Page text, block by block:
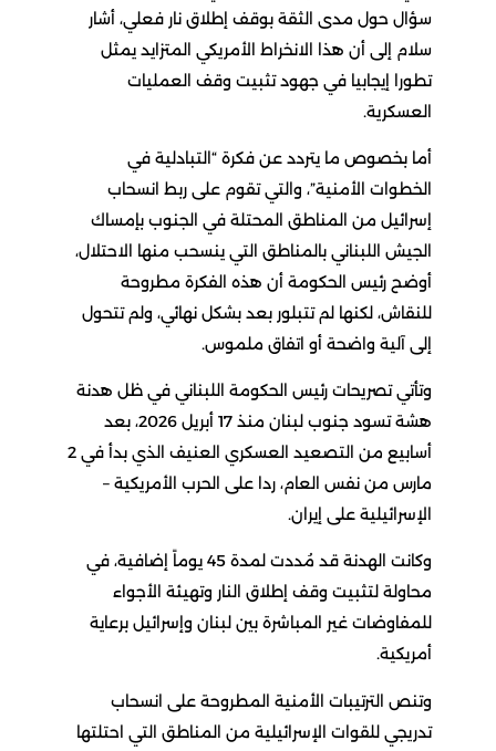
سؤال حول مدى الثقة بوقف إطلاق نار فعلي، أشار
سلام إلى أن هذا الانخراط الأمريكي المتزايد يمثل
تطورا إيجابيا في جهود تثبيت وقف العمليات
العسكرية.
أما بخصوص ما يتردد عن فكرة “التبادلية في
الخطوات الأمنية”، والتي تقوم على ربط انسحاب
إسرائيل من المناطق المحتلة في الجنوب بإمساك
الجيش اللبناني بالمناطق التي ينسحب منها الاحتلال،
أوضح رئيس الحكومة أن هذه الفكرة مطروحة
للنقاش، لكنها لم تتبلور بعد بشكل نهائي، ولم تتحول
إلى آلية واضحة أو اتفاق ملموس.
وتأتي تصريحات رئيس الحكومة اللبناني في ظل هدنة
هشة تسود جنوب لبنان منذ 17 أبريل 2026، بعد
أسابيع من التصعيد العسكري العنيف الذي بدأ في 2
مارس من نفس العام، ردا على الحرب الأمريكية –
الإسرائيلية على إيران.
وكانت الهدنة قد مُددت لمدة 45 يوماً إضافية، في
محاولة لتثبيت وقف إطلاق النار وتهيئة الأجواء
للمفاوضات غير المباشرة بين لبنان وإسرائيل برعاية
أمريكية.
وتنص الترتيبات الأمنية المطروحة على انسحاب
تدريجي للقوات الإسرائيلية من المناطق التي احتلتها